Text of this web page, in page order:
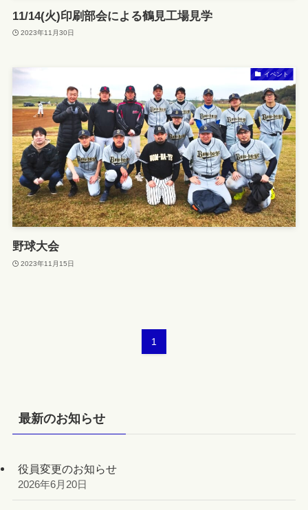
11/14(火)印刷部会による鶴見工場見学
2023年11月30日
イベント
野球大会
2023年11月15日
1
最新のお知らせ
役員変更のお知らせ
2026年6月20日